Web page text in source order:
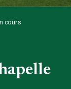
cours